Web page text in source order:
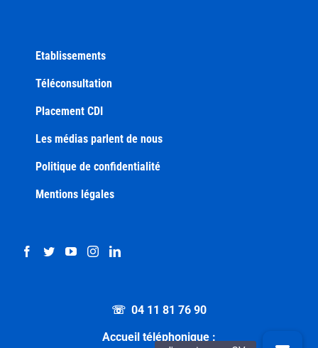
Etablissements
Téléconsultation
Placement CDI
Les médias parlent de nous
Politique de confidentialité
Mentions légales
☏ 04 11 81 76 90
Accueil téléphonique :